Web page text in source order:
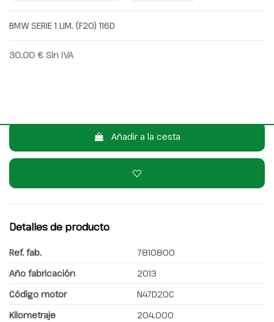
BMW SERIE 1 LIM. (F20) 116D
30,00 € Sin IVA
Añadir a la cesta
Detalles de producto
Ref. fab.
7810800
Año fabricación
2013
Código motor
N47D20C
Kilometraje
204.000